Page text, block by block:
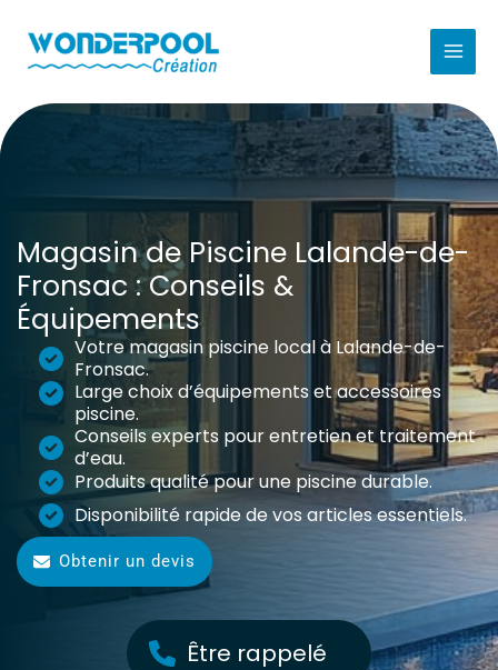
contenu
Magasin de Piscine Lalande-de-
Fronsac : Conseils &
Équipements
Votre magasin piscine local à Lalande-de-
Fronsac.
Large choix d’équipements et accessoires
piscine.
Conseils experts pour entretien et traitement
d’eau.
Produits qualité pour une piscine durable.
Disponibilité rapide de vos articles essentiels.
Obtenir un devis
Être rappelé